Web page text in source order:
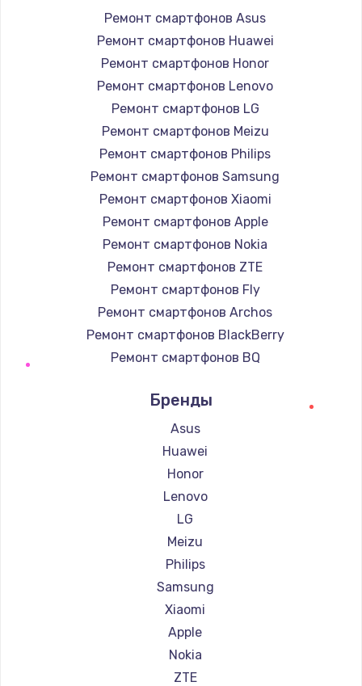
Ремонт смартфонов Asus
Ремонт смартфонов Huawei
Ремонт смартфонов Honor
Ремонт смартфонов Lenovo
Ремонт смартфонов LG
Ремонт смартфонов Meizu
Ремонт смартфонов Philips
Ремонт смартфонов Samsung
Ремонт смартфонов Xiaomi
Ремонт смартфонов Apple
Ремонт смартфонов Nokia
Ремонт смартфонов ZTE
Ремонт смартфонов Fly
Ремонт смартфонов Archos
Ремонт смартфонов BlackBerry
Ремонт смартфонов BQ
Ремонт смартфонов Digma
Ремонт смартфонов Ginzzu
Ремонт смартфонов Highscreen
Ремонт смартфонов Irbis
Ремонт смартфонов Kyocera
Ремонт смартфонов LeEco
Ремонт смартфонов OnePlus
Ремонт смартфонов teXet
Ремонт смартфонов Motorola
Ремонт смартфонов Prestigio
Ремонт смартфонов Vertex
Ремонт смартфонов Microsoft
Ремонт смартфонов Sharp
Бренды
Asus
Huawei
Honor
Lenovo
LG
Meizu
Philips
Samsung
Xiaomi
Apple
Nokia
ZTE